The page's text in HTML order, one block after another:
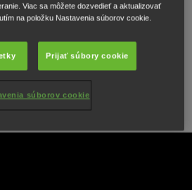
km. Prvá cesta "Adventure
slnkom zaliatych fjordov a snehom
na ceste k Nordkappu.
Viac sa môžete dozvedieť a aktualizovať
na položku Nastavenia súborov cookie.
Prijať súbory cookie
súborov cookie